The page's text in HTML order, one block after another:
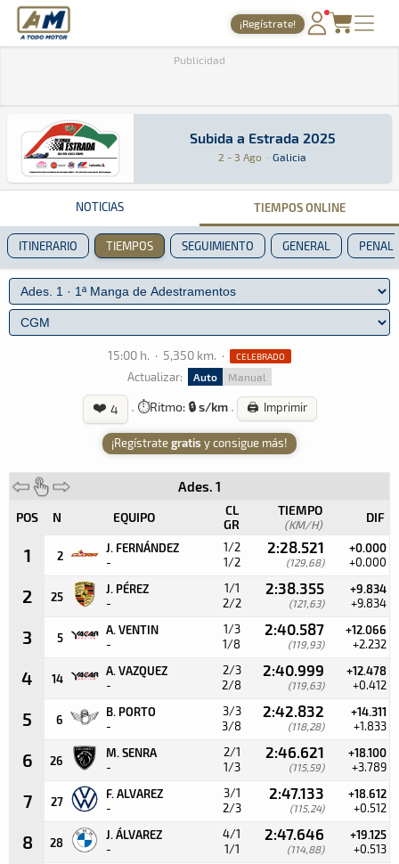
A Todo Motor · Revista del motor desde 1999
¡Regístrate!
NOTICIAS
AGENDA
GALERÍAS
TIENDA
ARCHIVO
Publicidad
Subida a Estrada 2025
Subida a Estrada 2025
2 - 3 Ago · Galicia
Montaña · Subida a Estrada 2025: Aquí
NOTICIAS TIEMPOS ONLINE
ITINERARIO TIEMPOS SEGUIMIENTO GENERAL
15:00 h. · 5,350 km. · CELEBRADO
Actualizar: Auto Manual
❤️ 4 · ⏱️Ritmo: 🔒 s/km · 🖨️ Imprimir
¡Regístrategratis y consigue más!
Ades. 1
POS N EQUIPO
CL
GR
TIEMPO
(KM/H) DIF
1 2
J. FERNÁNDEZ
-
1/2
1/2
2:28.521
(129,68)
+0.000
+0.000
2 25
J. PÉREZ
-
1/1
2/2
2:38.355
(121,63)
+9.834
+9.834
3 5
A. VENTIN
-
1/3
1/8
2:40.587
(119,93)
+12.066
+2.232
4 14
A. VAZQUEZ
-
2/3
2/8
2:40.999
(119,63)
+12.478
+0.412
5 6
B. PORTO
-
3/3
3/8
2:42.832
(118,28)
+14.311
+1.833
6 26
M. SENRA
-
2/1
1/3
2:46.621
(115,59)
+18.100
+3.789
7 27
F. ALVAREZ
-
3/1
2/3
2:47.133
(115,24)
+18.612
+0.512
8 28
J. ÁLVAREZ
-
4/1
1/1
2:47.646
(114,88)
+19.125
+0.513